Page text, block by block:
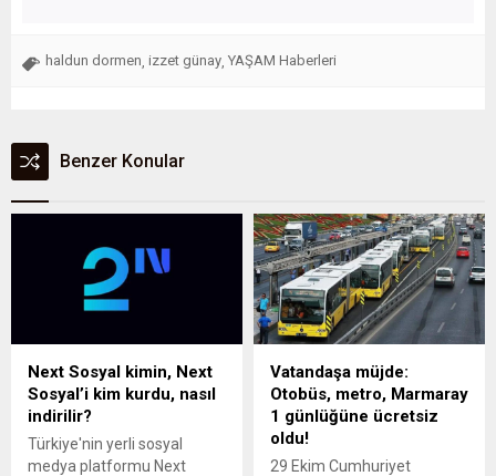
haldun dormen, izzet günay, YAŞAM Haberleri
Benzer Konular
Next Sosyal kimin, Next
Sosyal’i kim kurdu, nasıl
indirilir?
Türkiye'nin yerli sosyal
medya platformu Next
Vatandaşa müjde:
Otobüs, metro, Marmaray
1 günlüğüne ücretsiz
oldu!
29 Ekim Cumhuriyet